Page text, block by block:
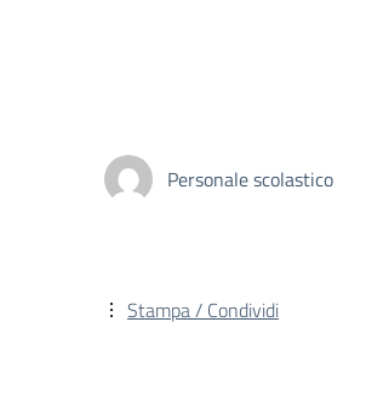
Personale scolastico
Stampa / Condividi